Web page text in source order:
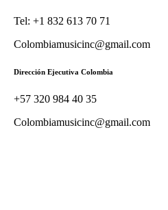
Tel: +1 832 613 70 71
Colombiamusicinc@gmail.com
Dirección Ejecutiva Colombia
+57 320 984 40 35
Colombiamusicinc@gmail.com